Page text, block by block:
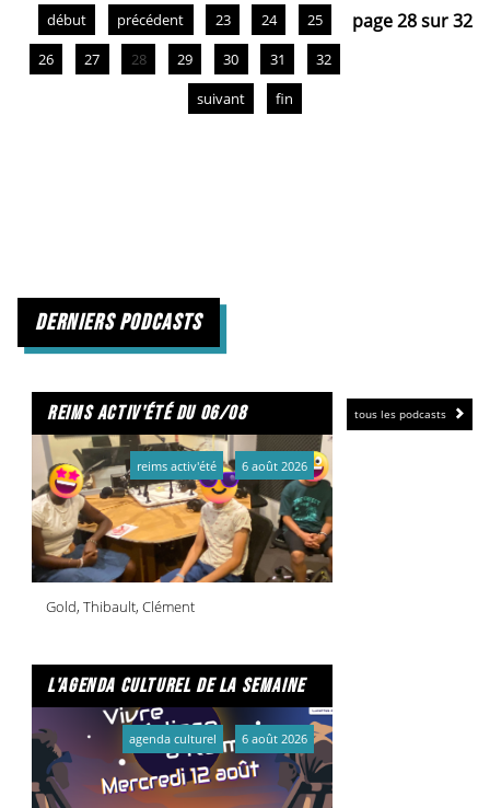
page 28 sur 32
début précédent 23 24
25
26
27 28 29 30 31
32
suivant
fin
derniers podcasts
tous les podcasts
reims activ'été du 06/08
Gold, Thibault, Clément
reims activ'été 6 août 2026
l'agenda culturel de la semaine
agenda culturel 6 août 2026